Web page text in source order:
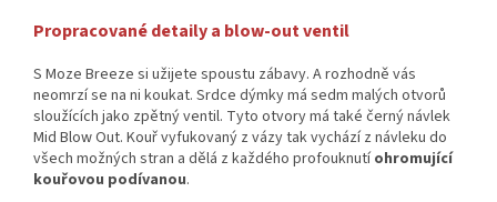
Propracované detaily a blow-out ventil
S Moze Breeze si užijete spoustu zábavy. A rozhodně vás
neomrzí se na ni koukat. Srdce dýmky má sedm malých otvorů
sloužících jako zpětný ventil. Tyto otvory má také černý návlek
Mid Blow Out. Kouř vyfukovaný z vázy tak vychází z návleku do
všech možných stran a dělá z každého profouknutíohromující
kouřovou podívanou.